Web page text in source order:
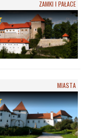
ZAMKI I PAŁACE
MIASTA